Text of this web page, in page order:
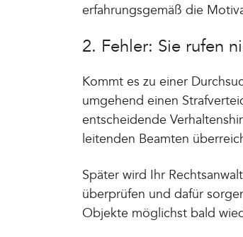
erfahrungsgemäß die
2. Fehler: Sie rufen
Kommt es zu einer
umgehend einen
entscheidende
leitenden Beamten
Später wird Ihr
überprüfen und dafür
Objekte möglichst bald